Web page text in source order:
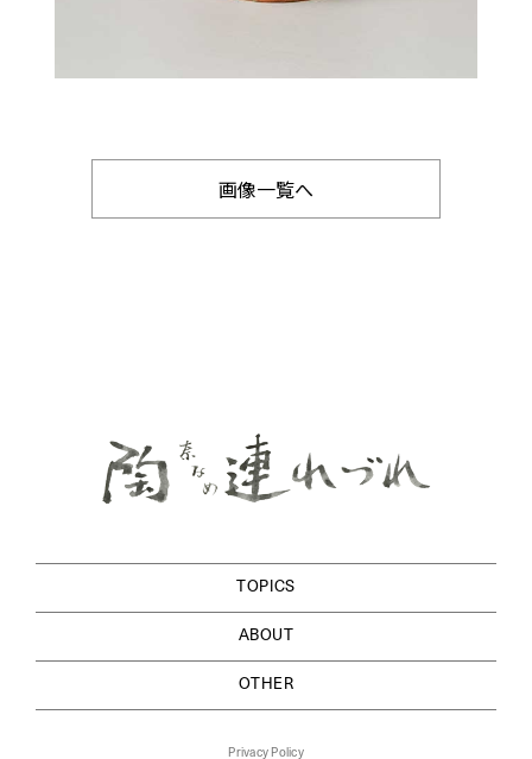
画像一覧へ
TOPICS
ABOUT
OTHER
Privacy Policy